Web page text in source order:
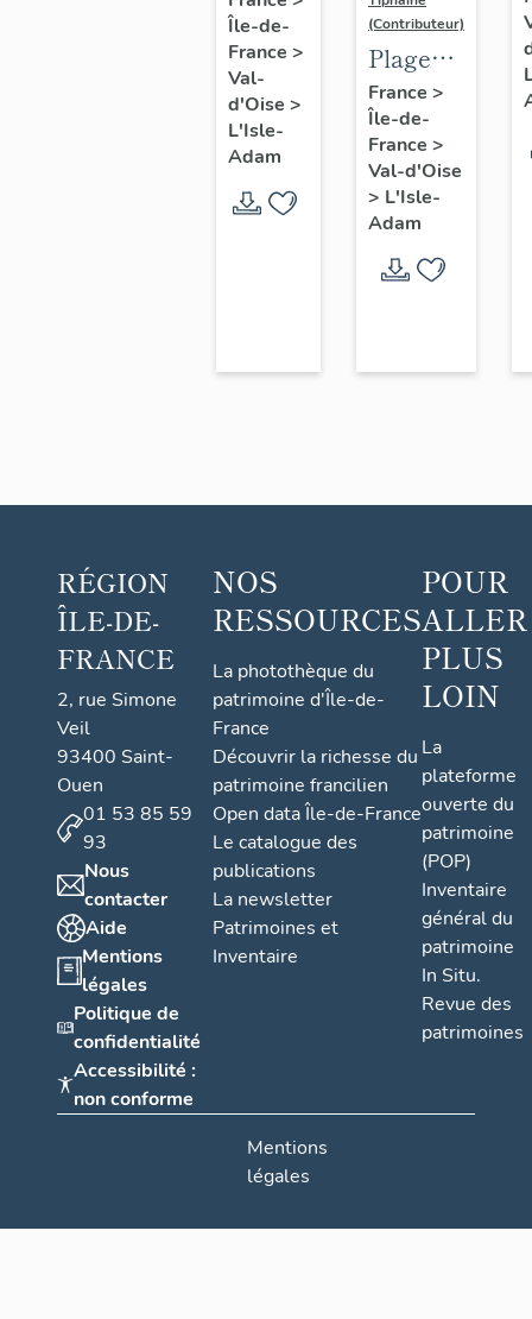
villégiature
ou
chalet
Dambry
Île-de-
France >
Val-
d'Oise >
L'Isle-
Adam
(Contributeur)
Plage
fluviale
de
L'Isle-
Adam
France >
Île-de-
France >
Val-d'Oise
> L'Isle-
Adam
RÉGION
ÎLE-DE-
FRANCE
2, rue Simone
Veil
93400 Saint-
Ouen
01 53 85 59
93
Nous
contacter
Aide
Mentions
légales
Politique de
confidentialité
Accessibilité :
non conforme
NOS
RESSOURCES
La photothèque du
patrimoine d'Île-de-
France
Découvrir la richesse du
patrimoine francilien
Open data Île-de-France
Le catalogue des
publications
La newsletter
Patrimoines et
Inventaire
POUR
ALLER
PLUS
LOIN
La
plateforme
ouverte du
patrimoine
(POP)
Inventaire
général du
patrimoine
In Situ.
Revue des
patrimoines
Mentions
légales